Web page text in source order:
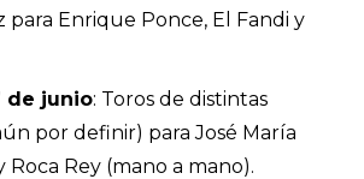
para Enrique Ponce, El Fandi y
de junio: Toros de distintas
por definir) para José María
Roca Rey (mano a mano).